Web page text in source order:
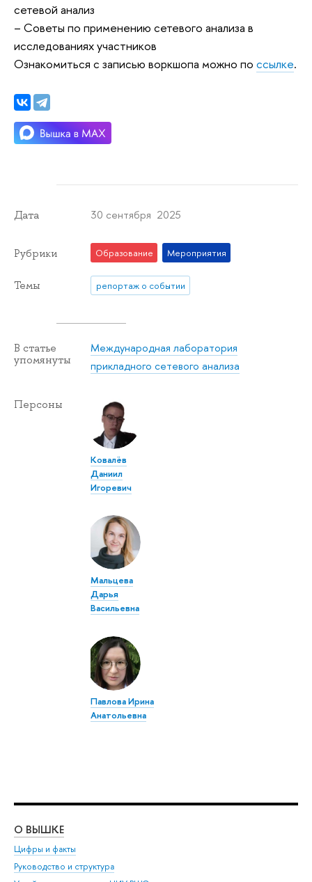
сетевой анализ
– Советы по применению сетевого анализа в
исследованиях участников
Ознакомиться с записью воркшопа можно по ссылке.
Дата 30 сентября 2025
Рубрики Образование Мероприятия
Темы репортаж о событии
В статье
упомянуты
Международная лаборатория
прикладного сетевого анализа
Персоны
Ковалёв
Даниил
Игоревич
Мальцева
Дарья
Васильевна
Павлова Ирина
Анатольевна
О ВЫШКЕ
Цифры и факты
Руководство и структура